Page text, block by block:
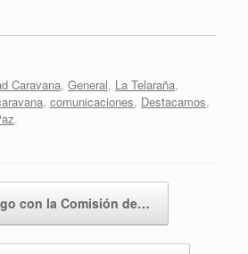
Caravana, General, La Telaraña,
, comunicaciones, Destacamos,
.
con la Comisión de…